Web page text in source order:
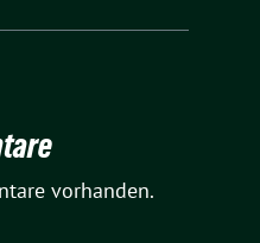
vorhanden.